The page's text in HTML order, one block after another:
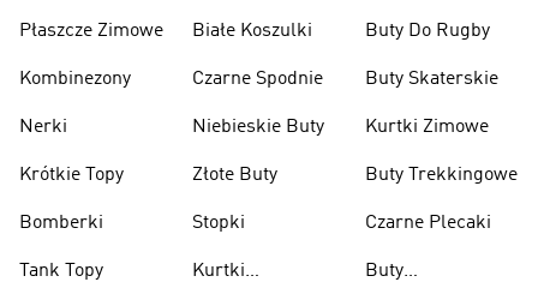
Płaszcze Zimowe
Kombinezony
Nerki
Krótkie Topy
Bomberki
Tank Topy
Białe Koszulki
Czarne Spodnie
Niebieskie Buty
Złote Buty
Stopki
Kurtki
Buty Do Rugby
Buty Skaterskie
Kurtki Zimowe
Buty Trekkingowe
Czarne Plecaki
Buty